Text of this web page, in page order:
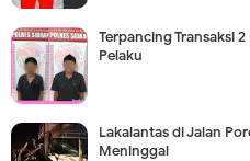
Terpancing Transaksi
Pelaku
Lakalantas di Jalan
Meninggal